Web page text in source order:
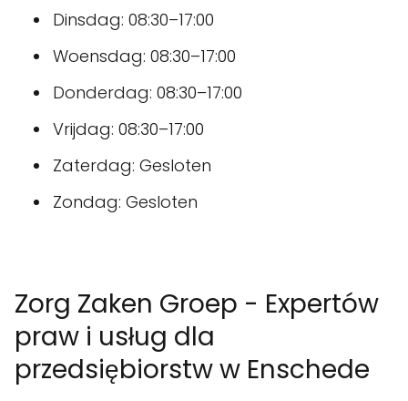
Dinsdag: 08:30–17:00
Woensdag: 08:30–17:00
Donderdag: 08:30–17:00
Vrijdag: 08:30–17:00
Zaterdag: Gesloten
Zondag: Gesloten
Zorg Zaken Groep - Expertów
praw i usług dla
przedsiębiorstw w Enschede